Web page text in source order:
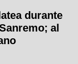
durante
al